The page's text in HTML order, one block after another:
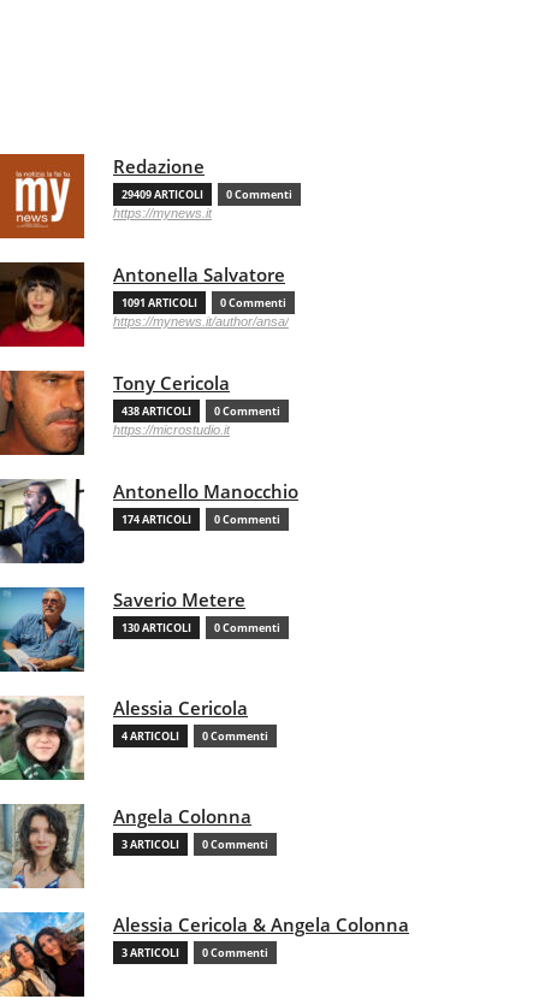
Redazione
29409 ARTICOLI 0 Commenti
https://mynews.it
Antonella Salvatore
1091 ARTICOLI 0 Commenti
https://mynews.it/author/ansa/
Tony Cericola
438 ARTICOLI 0 Commenti
https://microstudio.it
Antonello Manocchio
174 ARTICOLI 0 Commenti
Saverio Metere
130 ARTICOLI 0 Commenti
Alessia Cericola
4 ARTICOLI 0 Commenti
Angela Colonna
3 ARTICOLI 0 Commenti
Alessia Cericola & Angela Colonna
3 ARTICOLI 0 Commenti